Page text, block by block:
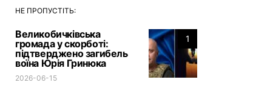
НЕ ПРОПУСТІТЬ:
1
Великобичківська
громада у скорботі:
підтверджено загибель
воїна Юрія Гринюка
2026-06-15